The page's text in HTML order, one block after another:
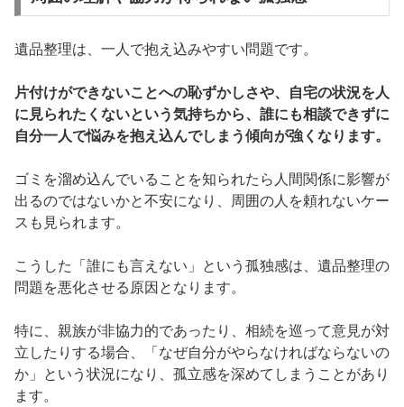
遺品整理は、一人で抱え込みやすい問題です。
片付けができないことへの恥ずかしさや、自宅の状況を人
に見られたくないという気持ちから、誰にも相談できずに
自分一人で悩みを抱え込んでしまう傾向が強くなります。
ゴミを溜め込んでいることを知られたら人間関係に影響が
出るのではないかと不安になり、周囲の人を頼れないケー
スも見られます。
こうした「誰にも言えない」という孤独感は、遺品整理の
問題を悪化させる原因となります。
特に、親族が非協力的であったり、相続を巡って意見が対
立したりする場合、「なぜ自分がやらなければならないの
か」という状況になり、孤立感を深めてしまうことがあり
ます。